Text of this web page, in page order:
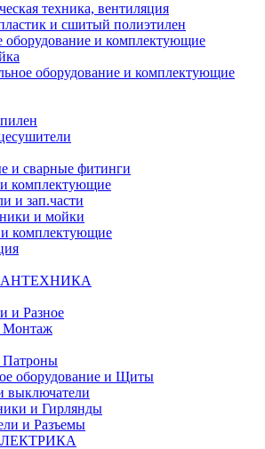
техника, вентиляция
и сшитый полиэтилен
оборудование и комплектующие
оборудование и комплектующие
и сварные фитинги
комплектующие
и зап.части
и мойки
комплектующие
САНТЕХНИКА
и Разное
Монтаж
оборудование и Щиты
выключатели
и Гирлянды
и Разъемы